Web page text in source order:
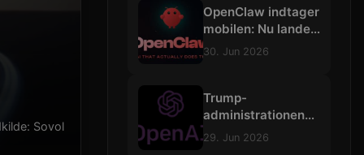
Sovol
batteri
OpenClaw indtager
mobilen: Nu lander
de selvstændige
30. Jun 2026
Trump-
administrationen
bremser
29. Jun 2026